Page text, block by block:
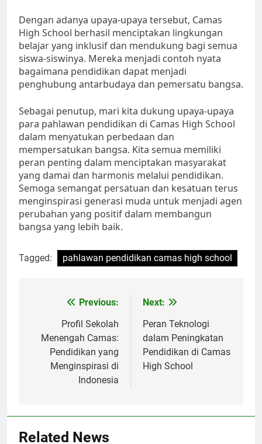
Dengan adanya upaya-upaya tersebut, Camas
High School berhasil menciptakan lingkungan
belajar yang inklusif dan mendukung bagi semua
siswa-siswinya. Mereka menjadi contoh nyata
bagaimana pendidikan dapat menjadi
penghubung antarbudaya dan pemersatu bangsa.
Sebagai penutup, mari kita dukung upaya-upaya
para pahlawan pendidikan di Camas High School
dalam menyatukan perbedaan dan
mempersatukan bangsa. Kita semua memiliki
peran penting dalam menciptakan masyarakat
yang damai dan harmonis melalui pendidikan.
Semoga semangat persatuan dan kesatuan terus
menginspirasi generasi muda untuk menjadi agen
perubahan yang positif dalam membangun
bangsa yang lebih baik.
Tagged: pahlawan pendidikan camas high school
NavigasiPrevious:
Profil Sekolah
Menengah Camas:
Pendidikan yang
Menginspirasi di
Indonesia
Next:
Peran Teknologi
dalam Peningkatan
Pendidikan di Camas
High School
Related News